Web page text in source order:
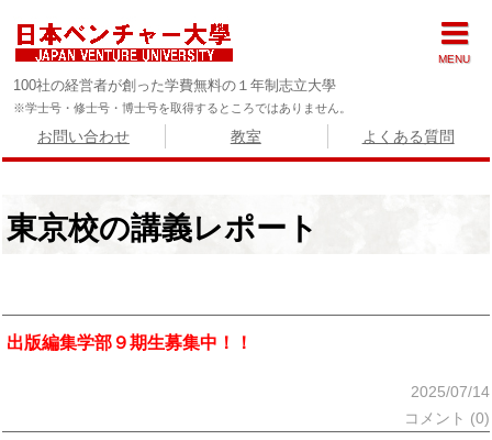
100社の経営者が創った学費無料の１年制志立大學
※学士号・修士号・博士号を取得するところではありません。
お問い合わせ 教室 よくある質問
東京校の講義レポート
出版編集学部９期生募集中！！
2025/07/14
コメント (0)
MENU